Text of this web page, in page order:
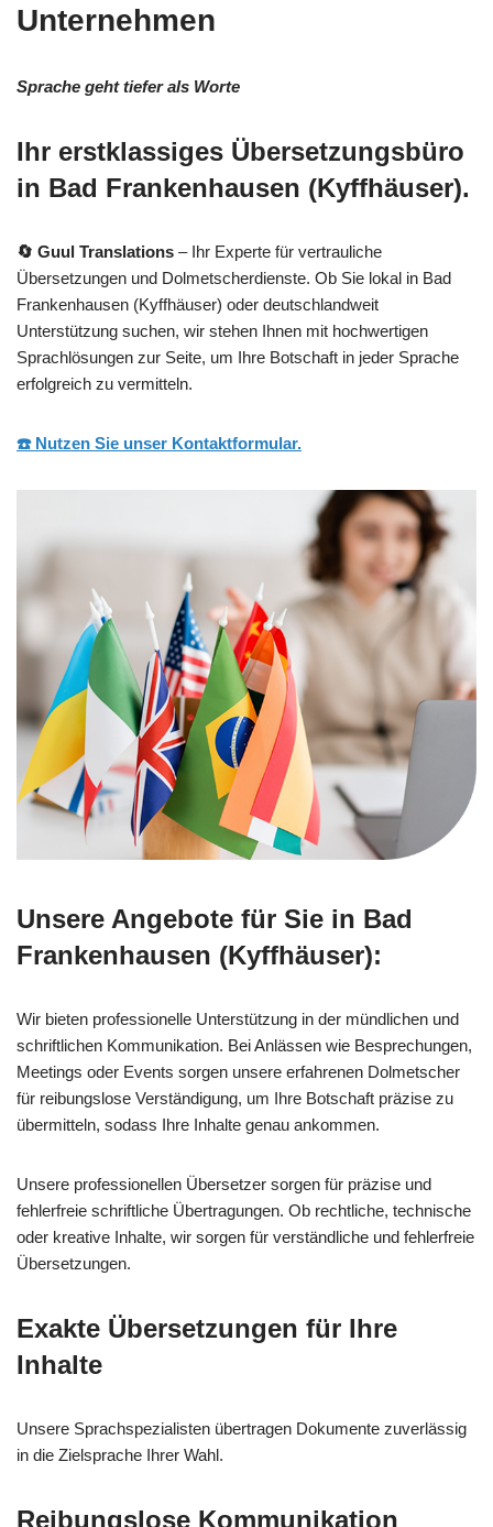
Unternehmen
Sprache geht tiefer als Worte
Ihr erstklassiges Übersetzungsbüro
in Bad Frankenhausen (Kyffhäuser).
🔄 Guul Translations – Ihr Experte für vertrauliche
Übersetzungen und Dolmetscherdienste. Ob Sie lokal in Bad
Frankenhausen (Kyffhäuser) oder deutschlandweit
Unterstützung suchen, wir stehen Ihnen mit hochwertigen
Sprachlösungen zur Seite, um Ihre Botschaft in jeder Sprache
erfolgreich zu vermitteln.
☎️ Nutzen Sie unser Kontaktformular.
Unsere Angebote für Sie in Bad
Frankenhausen (Kyffhäuser):
Wir bieten professionelle Unterstützung in der mündlichen und
schriftlichen Kommunikation. Bei Anlässen wie Besprechungen,
Meetings oder Events sorgen unsere erfahrenen Dolmetscher
für reibungslose Verständigung, um Ihre Botschaft präzise zu
übermitteln, sodass Ihre Inhalte genau ankommen.
Unsere professionellen Übersetzer sorgen für präzise und
fehlerfreie schriftliche Übertragungen. Ob rechtliche, technische
oder kreative Inhalte, wir sorgen für verständliche und fehlerfreie
Übersetzungen.
Exakte Übersetzungen für Ihre
Inhalte
Unsere Sprachspezialisten übertragen Dokumente zuverlässig
in die Zielsprache Ihrer Wahl.
Reibungslose Kommunikation